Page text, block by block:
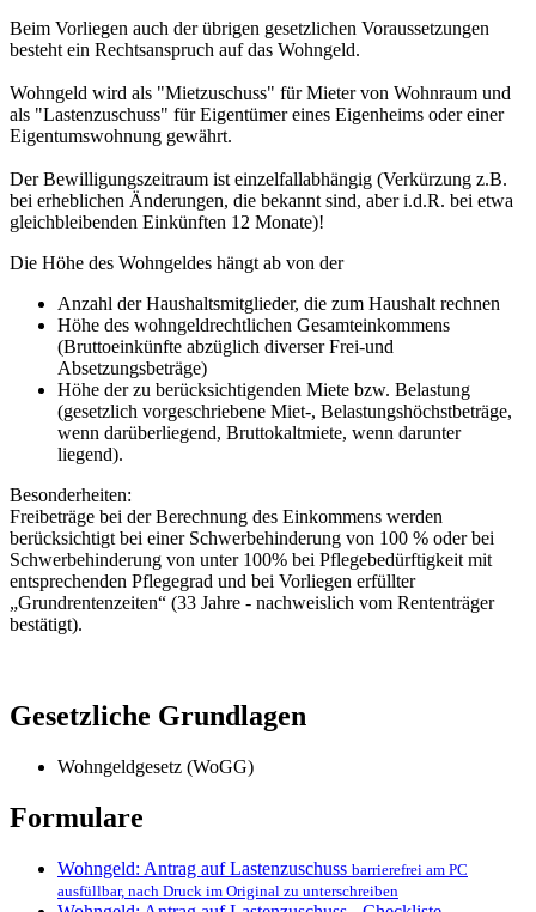
Beim Vorliegen auch der übrigen gesetzlichen Voraussetzungen
besteht ein Rechtsanspruch auf das Wohngeld.
Wohngeld wird als "Mietzuschuss" für Mieter von Wohnraum und
als "Lastenzuschuss" für Eigentümer eines Eigenheims oder einer
Eigentumswohnung gewährt.
Der Bewilligungszeitraum ist einzelfallabhängig (Verkürzung z.B.
bei erheblichen Änderungen, die bekannt sind, aber i.d.R. bei etwa
gleichbleibenden Einkünften 12 Monate)!
Die Höhe des Wohngeldes hängt ab von der
Anzahl der Haushaltsmitglieder, die zum Haushalt rechnen
Höhe des wohngeldrechtlichen Gesamteinkommens
(Bruttoeinkünfte abzüglich diverser Frei-und
Absetzungsbeträge)
Höhe der zu berücksichtigenden Miete bzw. Belastung
(gesetzlich vorgeschriebene Miet-, Belastungshöchstbeträge,
wenn darüberliegend, Bruttokaltmiete, wenn darunter
liegend).
Besonderheiten:
Freibeträge bei der Berechnung des Einkommens werden
berücksichtigt bei einer Schwerbehinderung von 100 % oder bei
Schwerbehinderung von unter 100% bei Pflegebedürftigkeit mit
entsprechenden Pflegegrad und bei Vorliegen erfüllter
„Grundrentenzeiten“ (33 Jahre - nachweislich vom Rententräger
bestätigt).
Gesetzliche Grundlagen
Wohngeldgesetz (WoGG)
Formulare
Wohngeld: Antrag auf Lastenzuschuss barrierefrei am PC
ausfüllbar, nach Druck im Original zu unterschreiben